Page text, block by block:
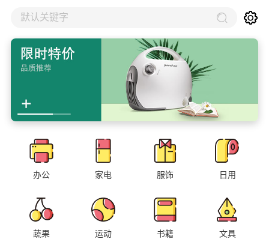
默认关键字
办公 家电 服饰 日用
蔬果 运动 书籍 文具